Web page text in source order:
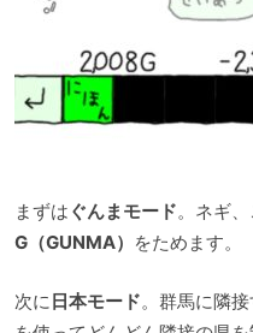
まずは ぐんまモード。ネギ
G（GUNMA） をためます。
次に 日本モード。群馬に隣